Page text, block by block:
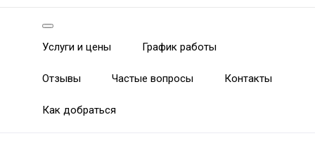
Услуги и цены График работы
Отзывы Частые вопросы Контакты
Как добраться